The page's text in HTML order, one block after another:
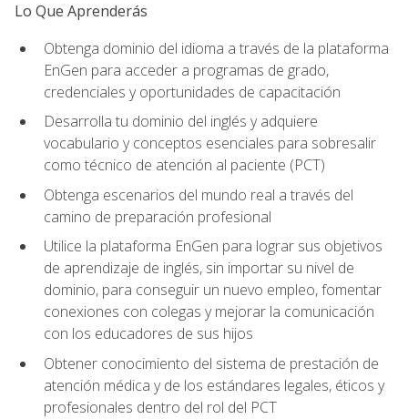
Lo Que Aprenderás
Obtenga dominio del idioma a través de la plataforma
EnGen para acceder a programas de grado,
credenciales y oportunidades de capacitación
Desarrolla tu dominio del inglés y adquiere
vocabulario y conceptos esenciales para sobresalir
como técnico de atención al paciente (PCT)
Obtenga escenarios del mundo real a través del
camino de preparación profesional
Utilice la plataforma EnGen para lograr sus objetivos
de aprendizaje de inglés, sin importar su nivel de
dominio, para conseguir un nuevo empleo, fomentar
conexiones con colegas y mejorar la comunicación
con los educadores de sus hijos
Obtener conocimiento del sistema de prestación de
atención médica y de los estándares legales, éticos y
profesionales dentro del rol del PCT